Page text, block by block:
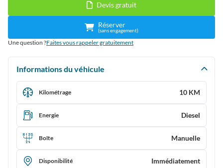
Devis gratuit
Réserver
(sans engagement)
Une question ?Faites vous rappeler gratuitement
Informations du véhicule
Kilométrage 10 KM
Energie Diesel
Boîte Manuelle
Disponibilité Immédiatement